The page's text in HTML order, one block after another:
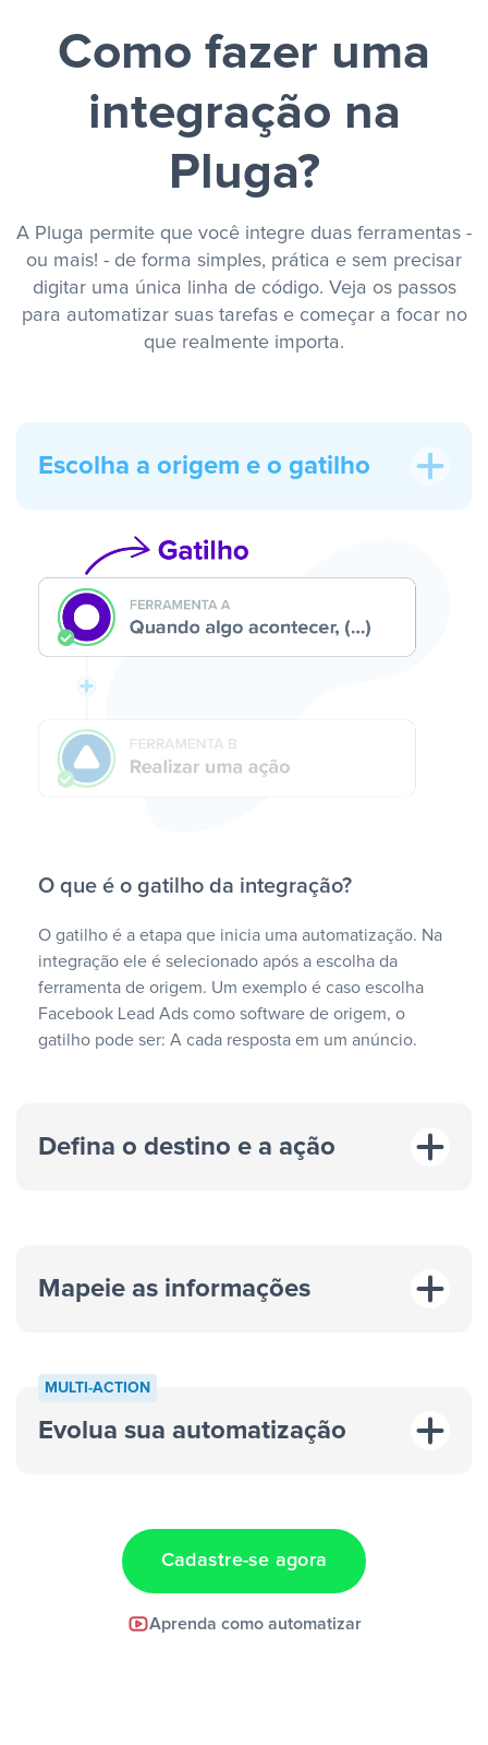
Como fazer uma
integração na
Pluga?
A Pluga permite que você integre duas ferramentas -
ou mais! - de forma simples, prática e sem precisar
digitar uma única linha de código. Veja os passos
para automatizar suas tarefas e começar a focar no
que realmente importa.
Escolha a origem e o gatilho
O que é o gatilho da integração?
O gatilho é a etapa que inicia uma automatização. Na
integração ele é selecionado após a escolha da
ferramenta de origem. Um exemplo é caso escolha
Facebook Lead Ads como software de origem, o
gatilho pode ser: A cada resposta em um anúncio.
Defina o destino e a ação
“A cada resposta em um anúncio”
Mapeie as informações
MULTI-ACTION
Evolua sua automatização
Cadastre-se agora
Aprenda como automatizar